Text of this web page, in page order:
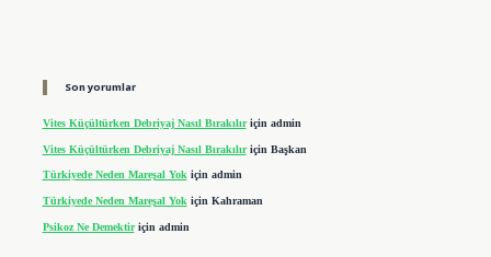
Son yorumlar
Vites Küçültürken Debriyaj Nasıl Bırakılıriçin admin
Vites Küçültürken Debriyaj Nasıl Bırakılıriçin Başkan
Türkiyede Neden Mareşal Yokiçin admin
Türkiyede Neden Mareşal Yok için Kahraman
Psikoz Ne Demektiriçin admin